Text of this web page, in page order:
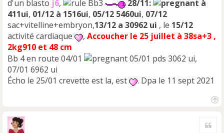
d'un blasto j6, Bb3 28/11:
à
411ui, 01/12 à 1516ui, 05/12 5460ui, 07/12
sac+vitelline+embryon,13/12 a 30962 ui , le 15/12
activité cardiaque
, Accoucher le 25 juillet à 38sa+3 ,
2kg910 et 48 cm
Bb 4 en route 04/01
05/01 pds 3062 ui,
07/01 6962 ui
Écho le 25/01 crevette est la, est
. Dpa le 11 sept 2021